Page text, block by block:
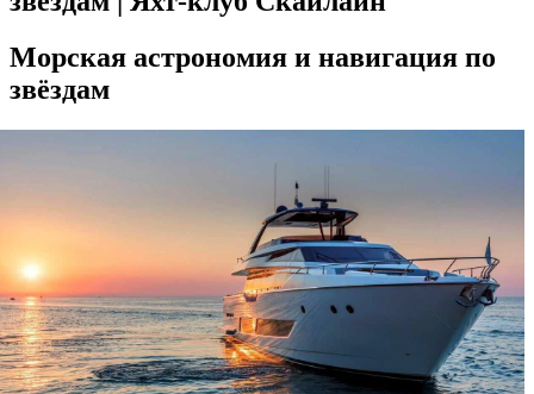
Морская астрономия и навигация по
звёздам